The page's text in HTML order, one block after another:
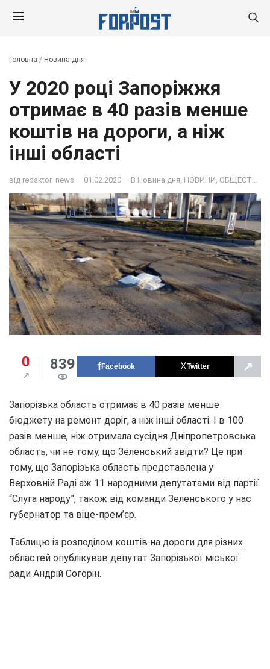
Головна / Новина дня
У 2020 році Запоріжжя
отримає в 40 разів менше
коштів на дороги, а ніж
інші області
від redaktor_news — 01.02.2020 — В Новина дня НОВИНИ ОБЩЕСТВО
0 839 Facebook Twitter ↗
Запорізька область отримає в 40 разів менше
бюджету на ремонт доріг, а ніж інші області. І в 100
разів менше, ніж отримала сусідня Дніпропетровська
область, чи не тому, що Зеленський звідти? Це при
тому, що Запорізька область представлена у
Верховній Раді аж 11 народними депутатами від партії
“Слуга народу”, також від команди Зеленського у нас
губернатор та віце-прем’єр.
Таблицю із розподілом коштів на дороги для різних
областей опублікував депутат Запорізької міської
ради Андрій Согорін.